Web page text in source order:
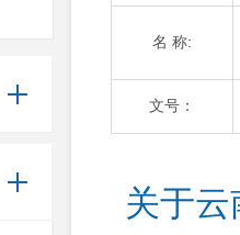
名 称:
文号：
关于